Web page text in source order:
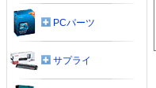
PCパーツ
サプライ